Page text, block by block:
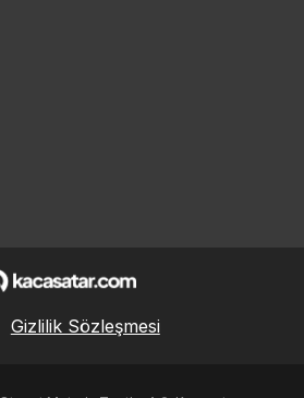
Gizlilik Sözleşmesi